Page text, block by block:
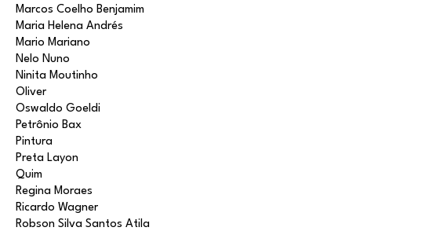
Marcos Coelho Benjamim
Maria Helena Andrés
Mario Mariano
Nelo Nuno
Ninita Moutinho
Oliver
Oswaldo Goeldi
Petrônio Bax
Pintura
Preta Layon
Quim
Regina Moraes
Ricardo Wagner
Robson Silva Santos Atila